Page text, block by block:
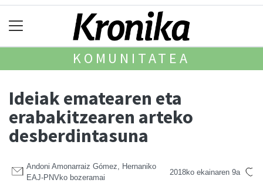
KOMUNITATEA
Ideiak ematearen eta
erabakitzearen arteko
desberdintasuna
Andoni Amonarraiz Gómez, Hernaniko
EAJ-PNVko bozeramai
2018ko ekainaren 9a